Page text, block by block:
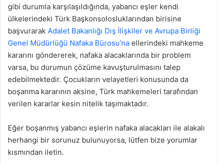
gibi durumla karşılaşıldığında, yabancı eşler kendi
ülkelerindeki Türk Başkonsolosluklarından birisine
başvurarak Adalet Bakanlığı Dış İlişkiler ve Avrupa Birliği
Genel Müdürlüğü Nafaka Bürosu’na ellerindeki mahkeme
kararını göndererek, nafaka alacaklarında bir problem
varsa, bu durumun çözüme kavuşturulmasını talep
edebilmektedir. Çocukların velayetleri konusunda da
boşanma kararının aksine, Türk mahkemeleri tarafından
verilen kararlar kesin nitelik taşımaktadır.
Eğer boşanmış yabancı eşlerin nafaka alacakları ile alakalı
herhangi bir sorunuz bulunuyorsa, lütfen bize yorumlar
kısmından iletin.